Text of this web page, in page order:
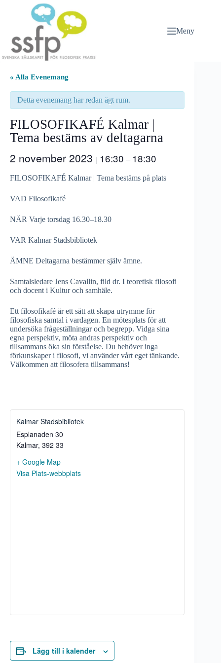
Meny
« Alla Evenemang
Detta evenemang har redan ägt rum.
FILOSOFIKAFÉ Kalmar |
Tema bestäms av deltagarna
2 november 2023 | 16:30 – 18:30
FILOSOFIKAFÉ Kalmar | Tema bestäms på plats
VAD Filosofikafé
NÄR Varje torsdag 16.30–18.30
VAR Kalmar Stadsbibliotek
ÄMNE Deltagarna bestämmer själv ämne.
Samtalsledare Jens Cavallin, fild dr. I teoretisk filosofi
och docent i Kultur och samhäle.
Ett filosofikafé är ett sätt att skapa utrymme för
filosofiska samtal i vardagen. En mötesplats för att
undersöka frågeställningar och begrepp. Vidga sina
egna perspektiv, möta andras perspektiv och
tillsammans öka sin förståelse. Du behöver inga
förkunskaper i filosofi, vi använder vårt eget tänkande.
Välkommen att filosofera tillsammans!
Kalmar Stadsbibliotek
Esplanaden 30
Kalmar, 392 33
+ Google Map
Visa Plats-webbplats
Lägg till i kalender